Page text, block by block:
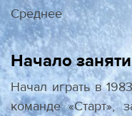
Среднее
Начало
Начал играть в
команде «Старт»,